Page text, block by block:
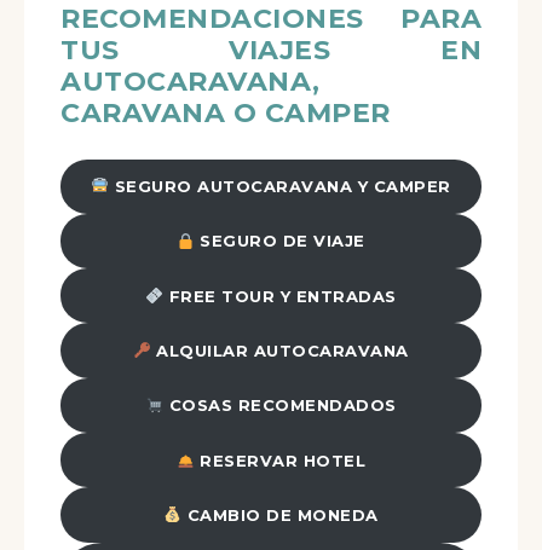
RECOMENDACIONES PARA
TUS VIAJES EN
AUTOCARAVANA,
CARAVANA O CAMPER
SEGURO AUTOCARAVANA Y CAMPER
SEGURO DE VIAJE
FREE TOUR Y ENTRADAS
ALQUILAR AUTOCARAVANA
COSAS RECOMENDADOS
RESERVAR HOTEL
CAMBIO DE MONEDA